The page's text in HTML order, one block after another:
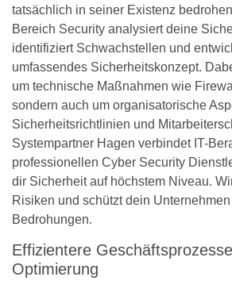
tatsächlich in seiner Existenz
Bereich Security analysiert deine
identifiziert Schwachstellen und
umfassendes Sicherheitskonzept.
um technische Maßnahmen wie
sondern auch um organisatorische
Sicherheitsrichtlinien und
Systempartner Hagen verbindet IT-
professionellen Cyber Security
dir Sicherheit auf höchstem Niveau.
Risiken und schützt dein
Bedrohungen.
Effizientere
Optimierung